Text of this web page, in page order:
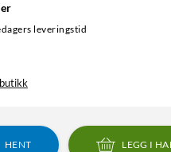
leveringstid
HENT LEGG I